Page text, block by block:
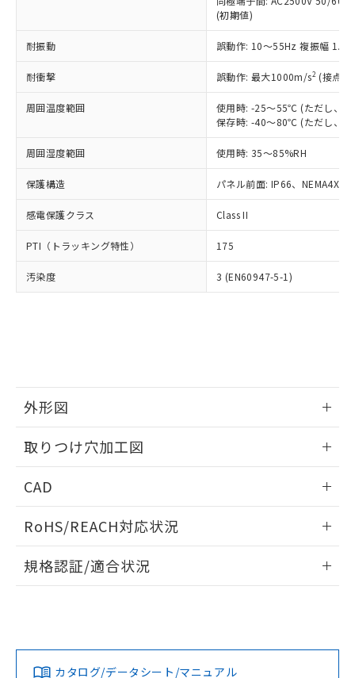
(初期値)
耐振動 誤動作: 10～55Hz 複振幅
耐衝撃 誤動作: 最大1000m/s2 (接点
周囲温度範囲
使用時: -25～55℃ (ただし、氷
保存時: -40～80℃ (ただし、氷
周囲湿度範囲 使用時: 35～85%RH
保護構造 パネル前面: IP66、NEMA4X,
感電保護クラス Class II
PTI（トラッキング特性） 175
汚染度 3 (EN60947-5-1)
外形図
取りつけ穴加工図
CAD
ドすることができます。
ログイン/会員登録
ダウンロードデータをご利用いただく前に、以下を必ずお読
みください。
RoHS/REACH対応状況
EU RoHS 注意事項・凡例
対応済み
規格認証/適合状況
カタログ/データシート/マニュアル
正式な納期状況および標準価格はお客
様のお取引先、またはお客様担当のオ
ムロン制御機器販売店・当社販売員に
オムロン制御機器販売店や当社販売拠
販売ネットワーク
」をご確認
事前の承諾なく第三者に漏洩または開
示しないようお願いします。
マイパーツ機能（部品リスト作成サー
ビス）をご利用いただくには、I-Web
メンバーズにご登録されている必要が
あります。
お客様が当ウェブサイト上で当社にご
登録された部品リストについて、当社
および当社の共同利用者が、当社の製
(PBDE) 1000ppm以下、フタル酸ビス(2-エチルヘキシ
ル) (DEHP)(別名：DOP) 1000ppm以下、フタル酸ブチ
（DBP） 1000ppm以下、フタル酸ジイソブチル
但し、RoHS指令で産業用監視および制御機器に対する
フタル酸エステル類の４物質については閾値を超える意
図的な使用がないことを確認しています。
※2 対応予定月
部品在庫の切り替え状況などにより、予定
月が前後することがあります。
※3 非含有証明書ダウンロード
※本証明書は発行日時点で非含有を証明す
るもので、過去に遡って非含有を証明する
また、RoHS指令のフタル酸エステル類４
物質の対応では、対応完了までの期間は出
荷製品に未対応品が混在することから備考
既に当社にて対応品への在庫切替を完了
していることから、特段のことがない限
り、2022年1月12日より割愛しておりま
ニル類) : 1000ppm、 PBDEs(ポリ臭化ジフェニルエーテ
イソブチル) : 1000ppm、 BBP(フタル酸ブチルベンジ
DEHP(フタル酸ビス(2-エチルヘキシル)) : 1000ppm
「ｅ」：有害物質（10物質）のすべてが基
準値以下であることを示します。
「10」：通常の使用状況下において有害物
質が外部に漏えいし、環境に深刻な影響を
及ぼさない年数を意味します。
い合わせください。
当社は規制貨物を破棄する場合は、完
全に破砕するなど、違法に輸出されな
いよう必要な手段を講じます。
当社は貴社製品を、核兵器、ミサイ
ル、化学兵器、生物兵器またはその他
武器並びにこれらの製造装置等に一切
当社は、貴社製品を第三者に販売する
場合は、上記1、2および3の内容を当
該第三者に通知します。また当社は、
販売先および販売に係わる関係者が違
り引きをいたしません。
一定数以上の在庫あり
一定数には満たないが在庫あり
在庫なし(最新の在庫状況につ
いては、お客様のお取引先、ま
たはお客様担当のオムロン制御
機器販売店・当社販売員にご確
白
受注生産機種、また在庫状況の
情報を公開していない機種